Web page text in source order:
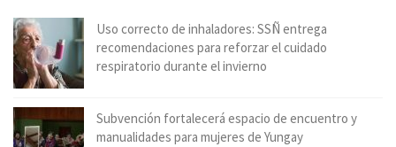
Uso correcto de inhaladores: SSÑ entrega
recomendaciones para reforzar el cuidado
respiratorio durante el invierno
Subvención fortalecerá espacio de encuentro y
manualidades para mujeres de Yungay